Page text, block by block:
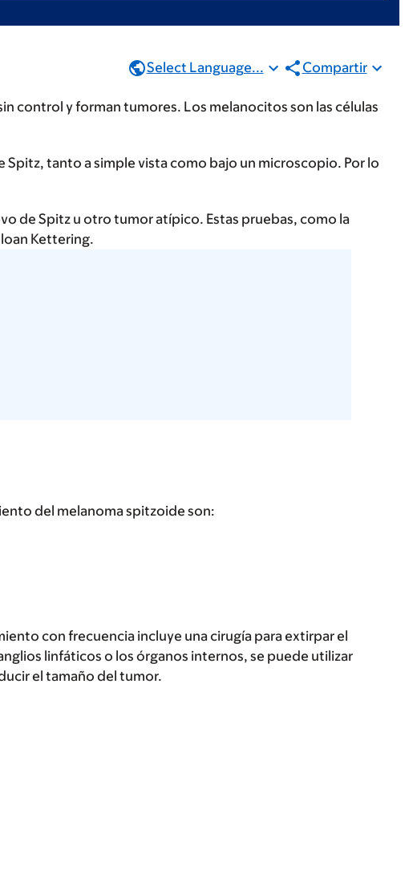
Select Language... Compartir
control y forman tumores. Los melanocitos son las células
tanto a simple vista como bajo un microscopio. Por lo
de Spitz u otro tumor atípico. Estas pruebas, como la
Kettering.
del melanoma spitzoide son:
con frecuencia incluye una cirugía para extirpar el
linfáticos o los órganos internos, se puede utilizar
el tamaño del tumor.